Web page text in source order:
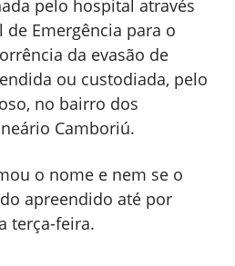
pelo hospital através
de Emergência para o
da evasão de
ou custodiada, pelo
no bairro dos
Camboriú.
o nome e nem se o
apreendido até por
terça-feira.